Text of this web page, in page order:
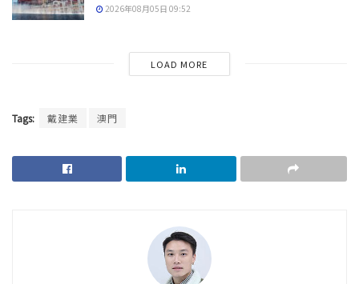
2026年08月05日 09:52
LOAD MORE
Tags: 戴建業 澳門